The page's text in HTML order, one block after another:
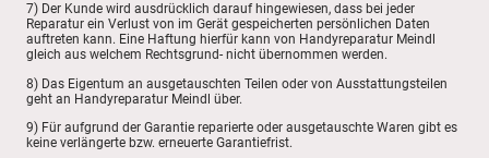
7) Der Kunde wird ausdrücklich darauf hingewiesen, dass bei jeder
Reparatur ein Verlust von im Gerät gespeicherten persönlichen Daten
auftreten kann. Eine Haftung hierfür kann von Handyreparatur Meindl
gleich aus welchem Rechtsgrund- nicht übernommen werden.
8) Das Eigentum an ausgetauschten Teilen oder von Ausstattungsteilen
geht an Handyreparatur Meindl über.
9) Für aufgrund der Garantie reparierte oder ausgetauschte Waren gibt es
keine verlängerte bzw. erneuerte Garantiefrist.